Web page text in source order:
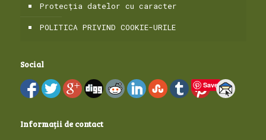
Protecția datelor cu caracter
POLITICA PRIVIND COOKIE-URILE
Social
Save
Informații de contact